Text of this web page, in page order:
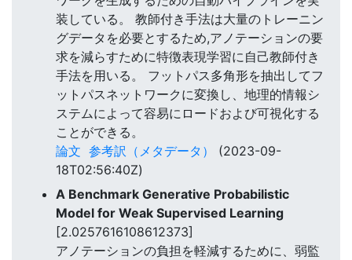
装している。 教師付き手法は大量のトレーニン
グデータを必要とするため,アノテーションの要
求を減らすために特徴表現学習に自己教師付き
手法を用いる。 フットパス多角形を抽出してフ
ットパスネットワークに変換し、地理的情報シ
ステムによって容易にロードおよび可視化する
ことができる。
論文 参考訳（メタデータ）
(2023-09-
18T02:56:40Z)
A Benchmark Generative Probabilistic
Model for Weak Supervised Learning
[2.0257616108612373]
アノテーションの負担を軽減するために、弱監